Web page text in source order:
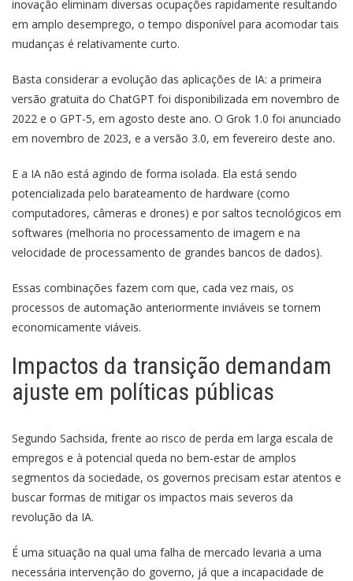
inovação eliminam diversas ocupações rapidamente resultando
em amplo desemprego, o tempo disponível para acomodar tais
mudanças é relativamente curto.
Basta considerar a evolução das aplicações de IA: a primeira
versão gratuita do ChatGPT foi disponibilizada em novembro de
2022 e o GPT-5, em agosto deste ano. O Grok 1.0 foi anunciado
em novembro de 2023, e a versão 3.0, em fevereiro deste ano.
E a IA não está agindo de forma isolada. Ela está sendo
potencializada pelo barateamento de hardware (como
computadores, câmeras e drones) e por saltos tecnológicos em
softwares (melhoria no processamento de imagem e na
velocidade de processamento de grandes bancos de dados).
Essas combinações fazem com que, cada vez mais, os
processos de automação anteriormente inviáveis se tornem
economicamente viáveis.
Impactos da transição demandam
ajuste em políticas públicas
Segundo Sachsida, frente ao risco de perda em larga escala de
empregos e à potencial queda no bem-estar de amplos
segmentos da sociedade, os governos precisam estar atentos e
buscar formas de mitigar os impactos mais severos da
revolução da IA.
É uma situação na qual uma falha de mercado levaria a uma
necessária intervenção do governo, já que a incapacidade de